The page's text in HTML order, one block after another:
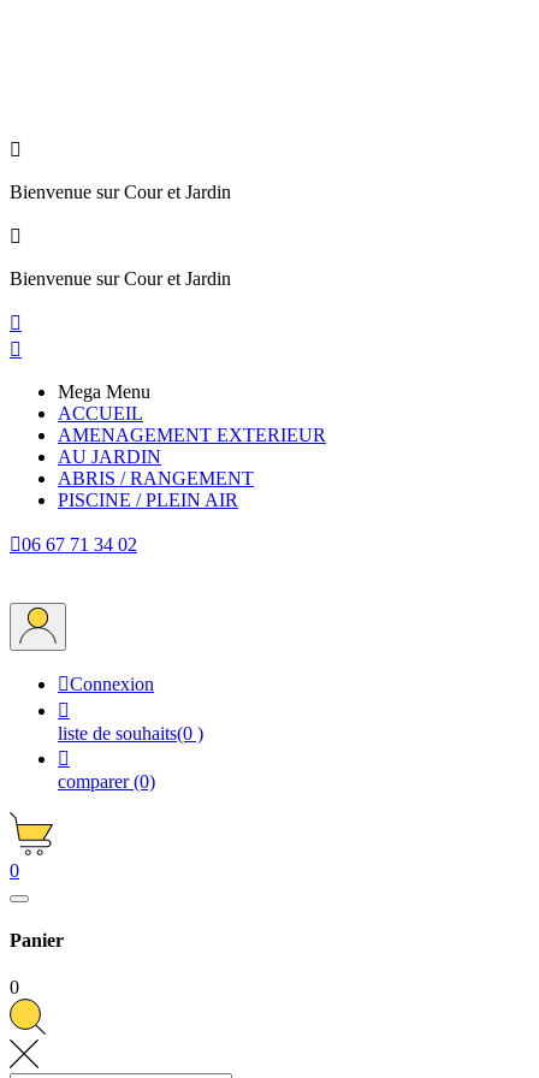

Bienvenue sur Cour et Jardin

Bienvenue sur Cour et Jardin


Mega Menu
ACCUEIL
AMENAGEMENT EXTERIEUR
AU JARDIN
ABRIS / RANGEMENT
PISCINE / PLEIN AIR
06 67 71 34 02
Connexion

liste de souhaits(0 )

comparer(0)
0
Panier
0